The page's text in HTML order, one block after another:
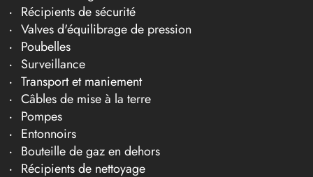
Récipients de sécurité
Valves d'équilibrage de pression
Poubelles
Surveillance
Transport et maniement
Câbles de mise à la terre
Pompes
Entonnoirs
Bouteille de gaz en dehors
Récipients de nettoyage